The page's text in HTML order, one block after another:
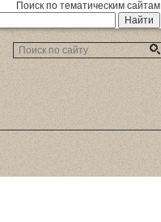
Поиск по тематическим сайтам